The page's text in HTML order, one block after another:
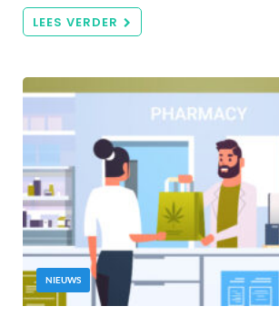
LEES VERDER
NIEUWS